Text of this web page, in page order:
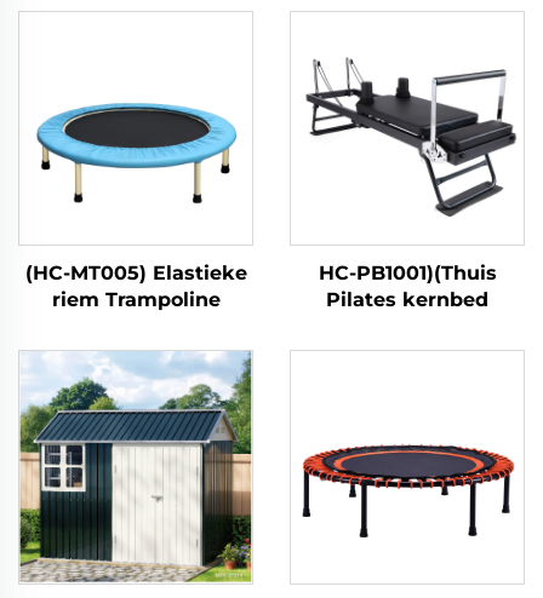
(HC-MT005) Elastieke
riem Trampoline
HC-PB1001)(Thuis
Pilates kernbed